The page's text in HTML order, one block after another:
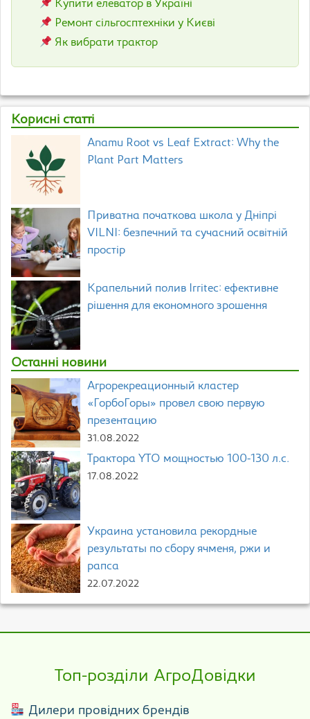
Купити елеватор в Україні
Ремонт сільгосптехніки у Києві
Як вибрати трактор
Корисні статті
Anamu Root vs Leaf Extract: Why the
Plant Part Matters
Приватна початкова школа у Дніпрі
VILNI: безпечний та сучасний освітній
простір
Крапельний полив Irritec: ефективне
рішення для економного зрошення
Останні новини
Агрорекреационный кластер
«ГорбоГоры» провел свою первую
презентацию
31.08.2022
Трактора YTO мощностью 100-130 л.с.
17.08.2022
Украина установила рекордные
результаты по сбору ячменя, ржи и
рапса
22.07.2022
Топ-розділи АгроДовідки
Дилери провідних брендів